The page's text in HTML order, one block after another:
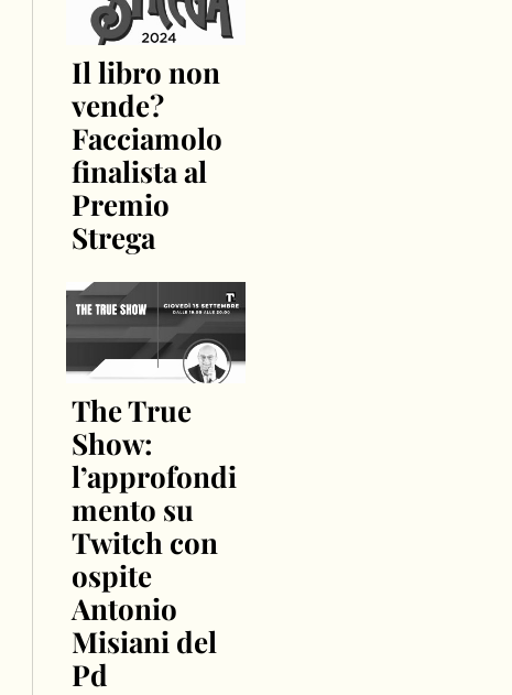
Il libro non
vende?
Facciamolo
finalista al
Premio
Strega
The True
Show:
l’approfondi
mento su
Twitch con
ospite
Antonio
Misiani del
Pd